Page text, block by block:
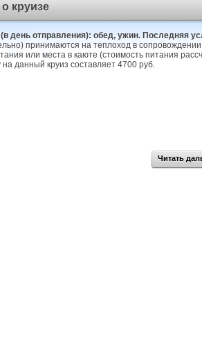
круизе
день отправления): обед, ужин. Последняя
принимаются на теплоход в
или места в каюте (стоимость питания
данный круиз составляет 4700 руб.
Читать